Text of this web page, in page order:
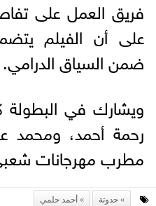
فريق العمل على
على أن الفيلم
ضمن السياق الدرامي.
ويشارك في
رحمة أحمد، ومحمد
مطرب مهرجانات
حدوتة أحمد حلمي